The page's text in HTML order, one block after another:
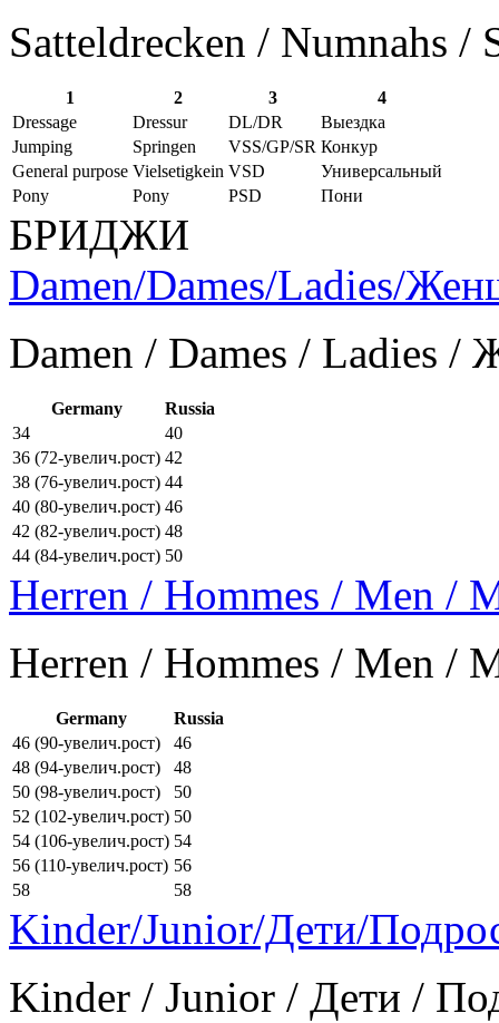
Satteldrecken / Numnahs /
1 2 3
4
Dressage
Dressur DL/DR
Выездка
Jumping
Springen VSS/GP/SR Конкур
General purpose Vielsetigkein VSD
Универсальный
Pony
Pony PSD Пони
БРИДЖИ
Damen/Dames/Ladies/
Damen / Dames / Ladies
Germany
Russia
34
40
36 (72-увелич.рост) 42
38 (76-увелич.рост) 44
40 (80-увелич.рост) 46
42 (82-увелич.рост) 48
44 (84-увелич.рост) 50
Herren / Hommes / Men /
Herren / Hommes / Men /
Germany
Russia
46 (90-увелич.рост)
46
48 (94-увелич.рост)
48
50 (98-увелич.рост)
50
52 (102-увелич.рост) 50
54 (106-увелич.рост) 54
56 (110-увелич.рост) 56
58
58
Kinder/Junior/Дети/
Kinder / Junior / Дети /